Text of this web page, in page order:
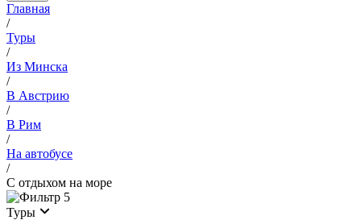
Главная
/
Туры
/
Из Минска
/
В Австрию
/
В Рим
/
На автобусе
/
С отдыхом на море
5
Туры